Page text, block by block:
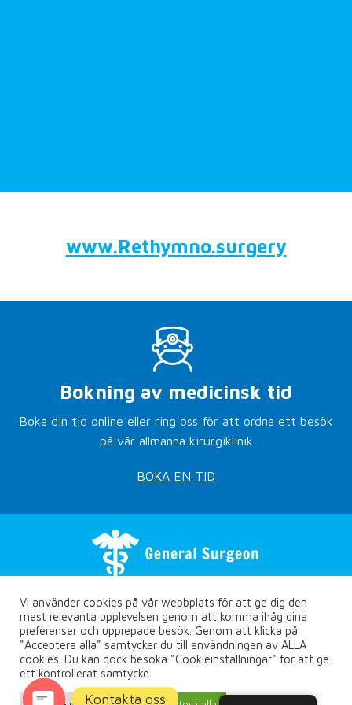
www.Rethymno.surgery
Bokning av medicinsk tid
Boka din tid online eller ring oss för att ordna ett besök
på vår allmänna kirurgiklinik
BOKA EN TID
Copyright © Rethymno.surgery
Integritetspolicy
Designad avMarketing365.com
Vi använder cookies på vår webbplats för att ge dig den
mest relevanta upplevelsen genom att komma ihåg dina
preferenser och upprepade besök. Genom att klicka på
"Acceptera alla" samtycker du till användningen av ALLA
cookies. Du kan dock besöka "Cookieinställningar" för att ge
ett kontrollerat samtycke.
Kontakta oss